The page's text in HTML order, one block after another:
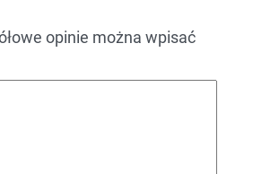
opinie można wpisać